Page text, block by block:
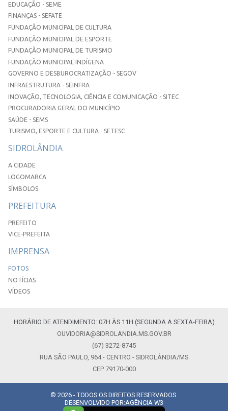
EDUCAÇÃO - SEME
FINANÇAS - SEFATE
FUNDAÇÃO MUNICIPAL DE CULTURA
FUNDAÇÃO MUNICIPAL DE ESPORTE
FUNDAÇÃO MUNICIPAL DE TURISMO
FUNDAÇÃO MUNICIPAL INDÍGENA
GOVERNO E DESBUROCRATIZAÇÃO - SEGOV
INFRAESTRUTURA - SEINFRA
INOVAÇÃO, TECNOLOGIA, CIÊNCIA E COMUNICAÇÃO - SITEC
PROCURADORIA GERAL DO MUNICÍPIO
SAÚDE - SEMS
TURISMO, ESPORTE E CULTURA - SETESC
SIDROLÂNDIA
A CIDADE
LOGOMARCA
SÍMBOLOS
PREFEITURA
PREFEITO
VICE-PREFEITA
IMPRENSA
FOTOS
NOTÍCIAS
VÍDEOS
HORÁRIO DE ATENDIMENTO: 07H ÀS 11H (SEGUNDA A SEXTA-FEIRA)
OUVIDORIA@SIDROLANDIA.MS.GOV.BR
(67) 3272-8745
RUA SÃO PAULO, 964 - CENTRO - SIDROLÂNDIA/MS
CEP 79170-000
© 2026 - TODOS OS DIREITOS RESERVADOS.
DESENVOLVIDO POR:AGÊNCIA W3